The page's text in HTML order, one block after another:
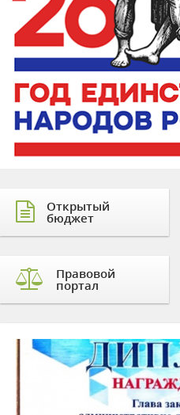
Открытый
бюджет
Правовой
портал